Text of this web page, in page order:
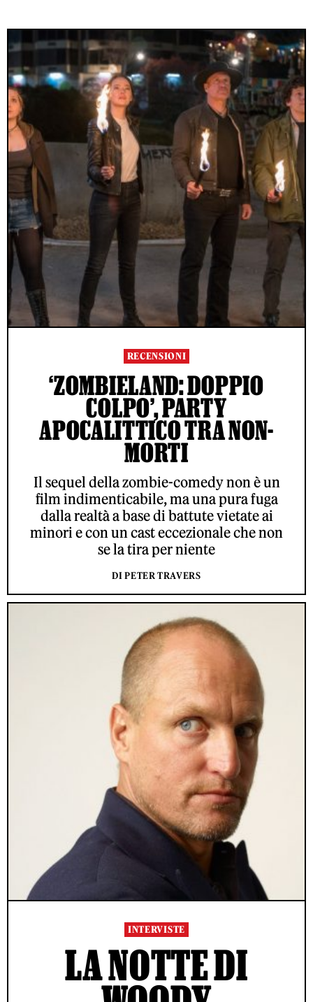
RECENSIONI
‘ZOMBIELAND: DOPPIO
COLPO’, PARTY
APOCALITTICO TRA NON-
MORTI
Il sequel della zombie-comedy non è un
film indimenticabile, ma una pura fuga
dalla realtà a base di battute vietate ai
minori e con un cast eccezionale che non
se la tira per niente
DI PETER TRAVERS
INTERVISTE
LA NOTTE DI